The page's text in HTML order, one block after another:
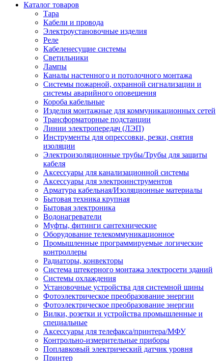
Каталог товаров
Тара
Кабели и провода
Электроустановочные изделия
Реле
Кабеленесущие системы
Светильники
Лампы
Каналы настенного и потолочного монтажа
Системы пожарной, охранной сигнализации и
системы аварийного оповещения
Короба кабельные
Изделия монтажные для коммуникационных сетей
Трансформаторные подстанции
Линии электропередач (ЛЭП)
Инструменты для опрессовки, резки, снятия
изоляции
Электроизоляционные трубы/Трубы для защиты
кабеля
Аксессуары для канализационной системы
Аксессуары для электроинструментов
Арматура кабельная/Изоляционные материалы
Бытовая техника крупная
Бытовая электроника
Водонагреватели
Муфты, фитинги сантехнические
Оборудование телекоммуникационное
Промышленные программируемые логические
контроллеры
Радиаторы, конвекторы
Система штекерного монтажа электросети зданий
Системы охлаждения
Установочные устройства для системной шины
Фотоэлектрическое преобразование энергии
Фотоэлектрическое преобразование энергии
Вилки, розетки и устройства промышленные и
специальные
Аксессуары для телефакса/принтера/МФУ
Контрольно-измерительные приборы
Поплавковый электрический датчик уровня
Принтер